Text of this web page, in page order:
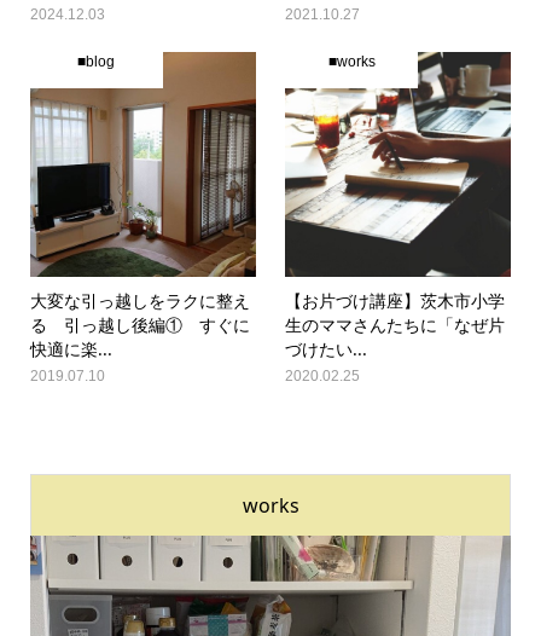
2024.12.03 2021.10.27
■blog
大変な引っ越しをラクに整え
る 引っ越し後編① すぐに
快適に楽...
2019.07.10
■works
【お片づけ講座】茨木市小学
生のママさんたちに「なぜ片
づけたい...
2020.02.25
works